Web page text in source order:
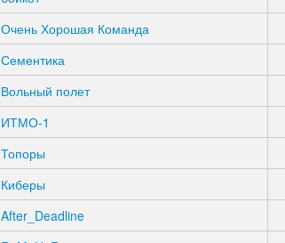
Очень Хорошая Команда
Сементика
Вольный полет
ИТМО-1
Топоры
Киберы
After_Deadline